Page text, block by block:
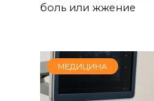
боль или жжение
МЕДИЦИНА